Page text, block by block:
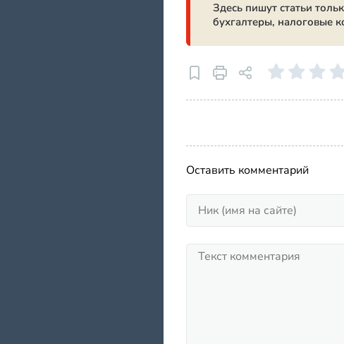
Здесь пишут статьи
бухгалтеры, налоговые
Оставить комментарий